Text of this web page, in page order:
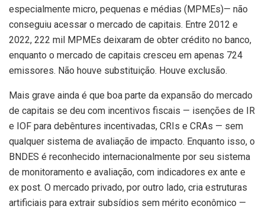
especialmente micro, pequenas e médias (MPMEs)— não
conseguiu acessar o mercado de capitais. Entre 2012 e
2022, 222 mil MPMEs deixaram de obter crédito no banco,
enquanto o mercado de capitais cresceu em apenas 724
emissores. Não houve substituição. Houve exclusão.
Mais grave ainda é que boa parte da expansão do mercado
de capitais se deu com incentivos fiscais — isenções de IR
e IOF para debêntures incentivadas, CRIs e CRAs — sem
qualquer sistema de avaliação de impacto. Enquanto isso, o
BNDES é reconhecido internacionalmente por seu sistema
de monitoramento e avaliação, com indicadores ex ante e
ex post. O mercado privado, por outro lado, cria estruturas
artificiais para extrair subsídios sem mérito econômico —